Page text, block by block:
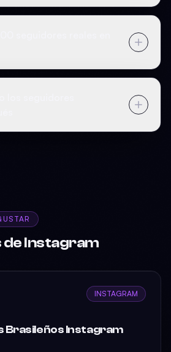
de Instagram
INSTAGRAM
Brasileños Instagram